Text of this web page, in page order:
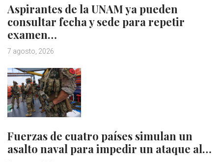
Aspirantes de la UNAM ya pueden
consultar fecha y sede para repetir
examen…
7 agosto, 2026
Fuerzas de cuatro países simulan un
asalto naval para impedir un ataque al…